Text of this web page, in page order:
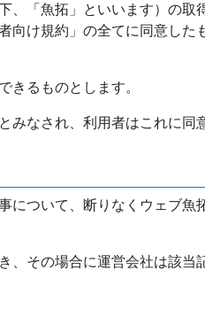
、「魚拓」といいます）の取
向け規約」の全てに同意した
きるものとします。
なされ、利用者はこれに同
について、断りなくウェブ魚
、その場合に運営会社は該当